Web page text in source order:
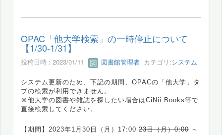
OPAC「他大学検索」の一時停止について
【1/30-1/31】
投稿日時 : 2023/01/11 図書館管理者 カテゴリ:システム
システム更新のため、下記の期間、OPACの「他大学」タ
ブの検索が利用できません。
※他大学の図書や雑誌を探したい場合はCiNii Books等で
直接検索してください。
【期間】2023年1月30 日（月） 17:00 23日（月）0:00 ～